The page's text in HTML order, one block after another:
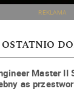
REKLAMA
OSTATNIO
Master II
as